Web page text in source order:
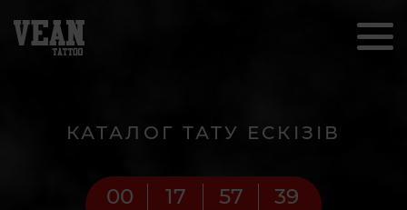
КАТАЛОГ ТАТУ ЕСКІЗІВ
00 17 57 37